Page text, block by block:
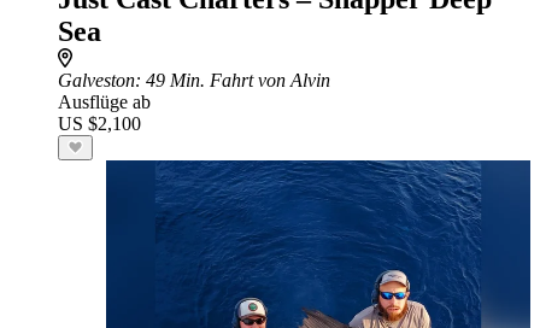
Sea
Galveston: 49 Min. Fahrt von Alvin
Ausflüge ab
US $2,100